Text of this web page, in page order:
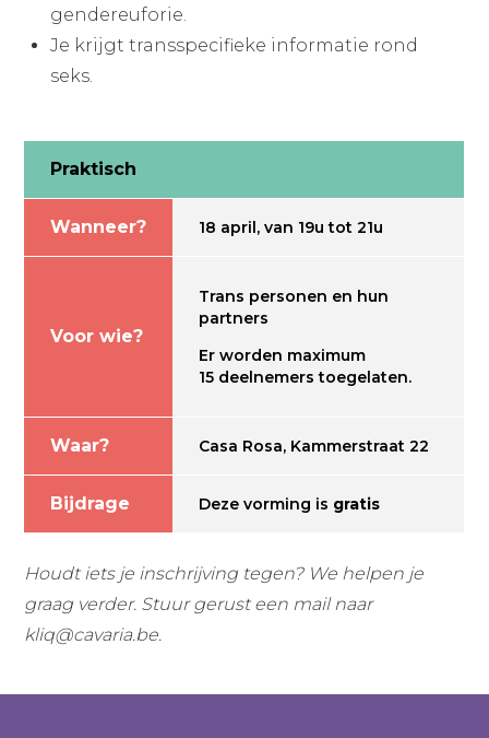
gendereuforie.
Je krijgt transspecifieke informatie rond
seks.
Praktisch
Wanneer? 18 april, van 19u tot 21u
Voor wie?
Trans personen en hun
partners
Er worden maximum
15 deelnemers toegelaten.
Waar? Casa Rosa, Kammerstraat 22
Bijdrage Deze vorming is gratis
Houdt iets je inschrijving tegen? We helpen je
graag verder. Stuur gerust een mail naar
kliq@cavaria.be.